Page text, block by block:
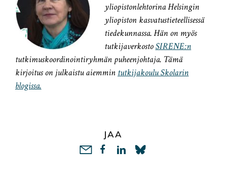
yliopistonlehtorina Helsingin
yliopiston kasvatustieteellisessä
tiedekunnassa. Hän on myös
tutkijaverkostoSIRENE:n
tutkimuskoordinointiryhmän puheenjohtaja. Tämä
kirjoitus on julkaistu aiemmin tutkijakoulu Skolarin
blogissa.
JAA
LinkedIn